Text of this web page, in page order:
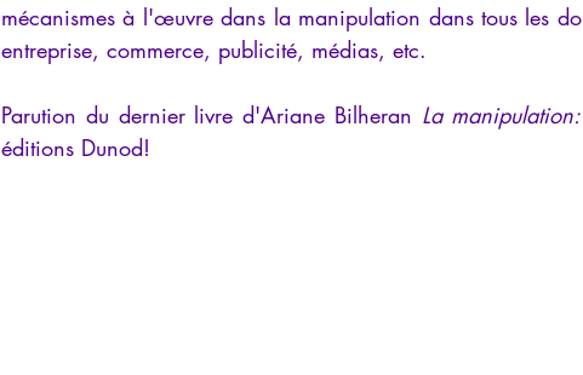
mécanismes à l'œuvre dans la manipulation dans tous les
entreprise, commerce, publicité, médias, etc.
Parution du dernier livre d'Ariane Bilheran La
éditions Dunod!